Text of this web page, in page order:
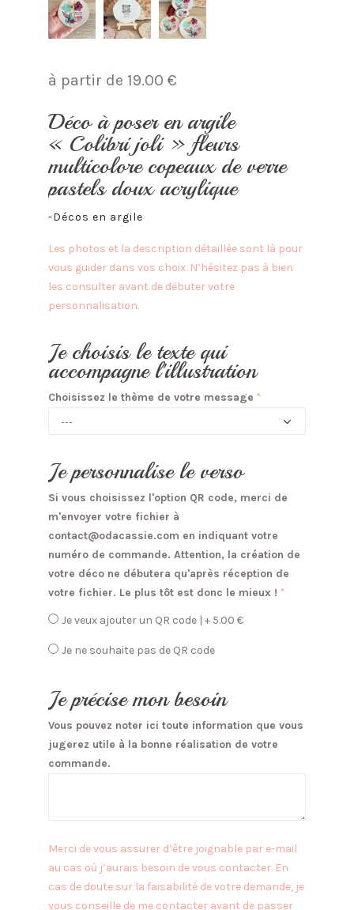
à partir de 19.00 €
Déco à poser en argile
« Colibri joli » fleurs
multicolore copeaux de verre
pastels doux acrylique
-Décos en argile
Les photos et la description détaillée sont là pour
vous guider dans vos choix. N’hésitez pas à bien
les consulter avant de débuter votre
personnalisation.
Je choisis le texte qui
accompagne l'illustration
Choisissez le thème de votre message *
Je personnalise le verso
Si vous choisissez l'option QR code, merci de
m'envoyer votre fichier à
contact@odacassie.com en indiquant votre
numéro de commande. Attention, la création de
votre déco ne débutera qu'après réception de
votre fichier. Le plus tôt est donc le mieux ! *
Je veux ajouter un QR code | + 5.00 €
Je ne souhaite pas de QR code
Je précise mon besoin
Vous pouvez noter ici toute information que vous
jugerez utile à la bonne réalisation de votre
commande.
Merci de vous assurer d’être joignable par e-mail
au cas où j’aurais besoin de vous contacter. En
cas de doute sur la faisabilité de votre demande, je
vous conseille de me contacter avant de passer